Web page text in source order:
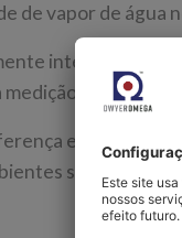
de vapor de água
intercambiável
precisa.
entre esses
sensíveis e